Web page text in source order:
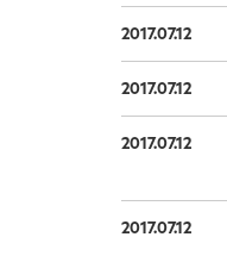
2017.07.12
2017.07.12
2017.07.12
2017.07.12